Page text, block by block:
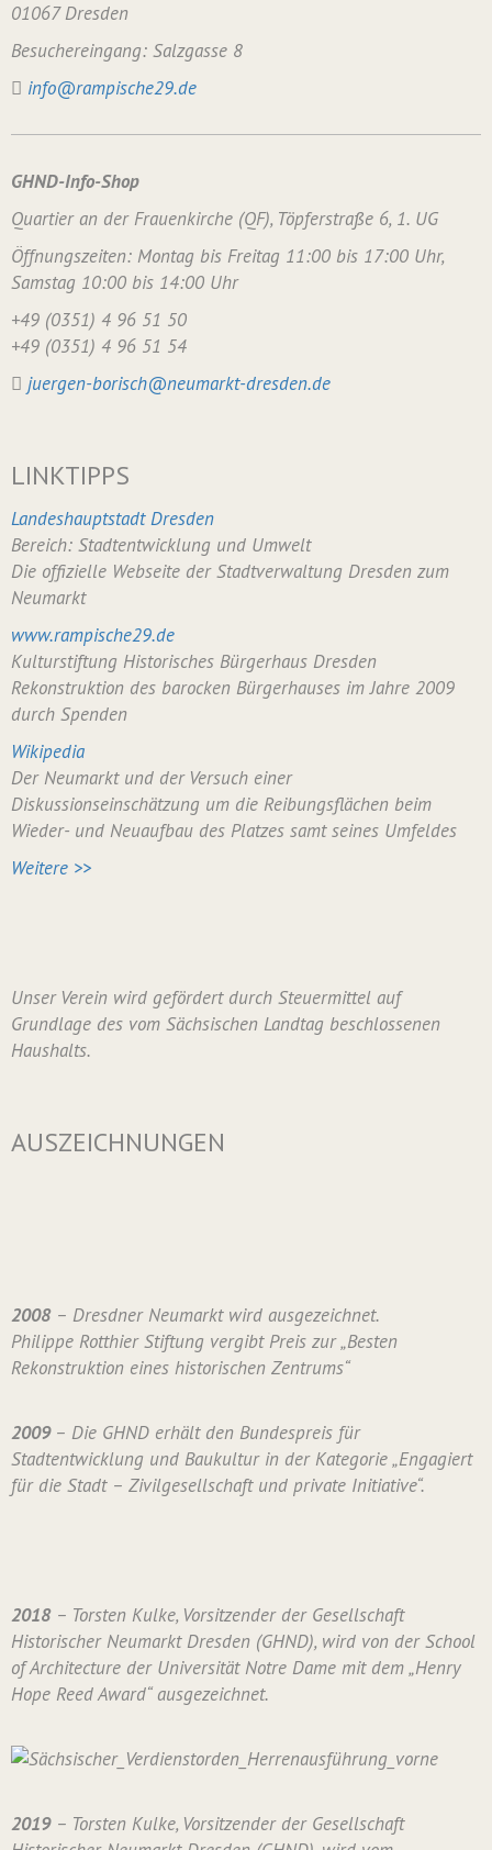
01067 Dresden
Besuchereingang: Salzgasse 8
info@rampische29.de
GHND-Info-Shop
Quartier an der Frauenkirche (QF), Töpferstraße 6, 1. UG
Öffnungszeiten: Montag bis Freitag 11:00 bis 17:00 Uhr,
Samstag 10:00 bis 14:00 Uhr
+49 (0351) 4 96 51 50
+49 (0351) 4 96 51 54
juergen-borisch@neumarkt-dresden.de
LINKTIPPS
Landeshauptstadt Dresden
Bereich: Stadtentwicklung und Umwelt
Die offizielle Webseite der Stadtverwaltung Dresden zum
Neumarkt
www.rampische29.de
Kulturstiftung Historisches Bürgerhaus Dresden
Rekonstruktion des barocken Bürgerhauses im Jahre 2009
durch Spenden
Wikipedia
Der Neumarkt und der Versuch einer
Diskussionseinschätzung um die Reibungsflächen beim
Wieder- und Neuaufbau des Platzes samt seines Umfeldes
Weitere >>
Unser Verein wird gefördert durch Steuermittel auf
Grundlage des vom Sächsischen Landtag beschlossenen
Haushalts.
AUSZEICHNUNGEN
2008– Dresdner Neumarkt wird ausgezeichnet.
Philippe Rotthier Stiftung vergibt Preis zur „Besten
Rekonstruktion eines historischen Zentrums“
2009 – Die GHND erhält den Bundespreis für
Stadtentwicklung und Baukultur in der Kategorie „Engagiert
für die Stadt – Zivilgesellschaft und private Initiative“.
2018– Torsten Kulke, Vorsitzender der Gesellschaft
Historischer Neumarkt Dresden (GHND), wird von der School
of Architecture der Universität Notre Dame mit dem „Henry
Hope Reed Award“ ausgezeichnet.
2019– Torsten Kulke, Vorsitzender der Gesellschaft